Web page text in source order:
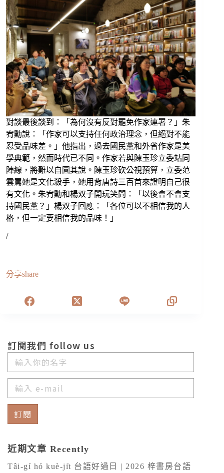
對談最後談到：「為何沒有反對罷免作家連署？」朱
宥勳說：「作家可以支持任何政治理念，但絕對不能
忍受品味差。」他指出，過去國民黨和外省作家是美
學典範，然而時代已不同。作家若與陳玉珍立委站同
陣線，將難以自圓其說。陳玉珍砍公視預算，立委范
雲罵她是文化殺手，她用背唐詩三百首來證明自己很
有文化。朱宥勳和楊双子開玩笑問：「以後會不會支
持國民黨？」楊双子回應：「各位可以不相信我的人
格，但一定要相信我的品味！」
/
分享share
訂閱我們 follow us
訂閱
l近期文章 Recently
Tâi-gí hó kuè-ji̍t 台語好過日 | 2026 梓書房台語